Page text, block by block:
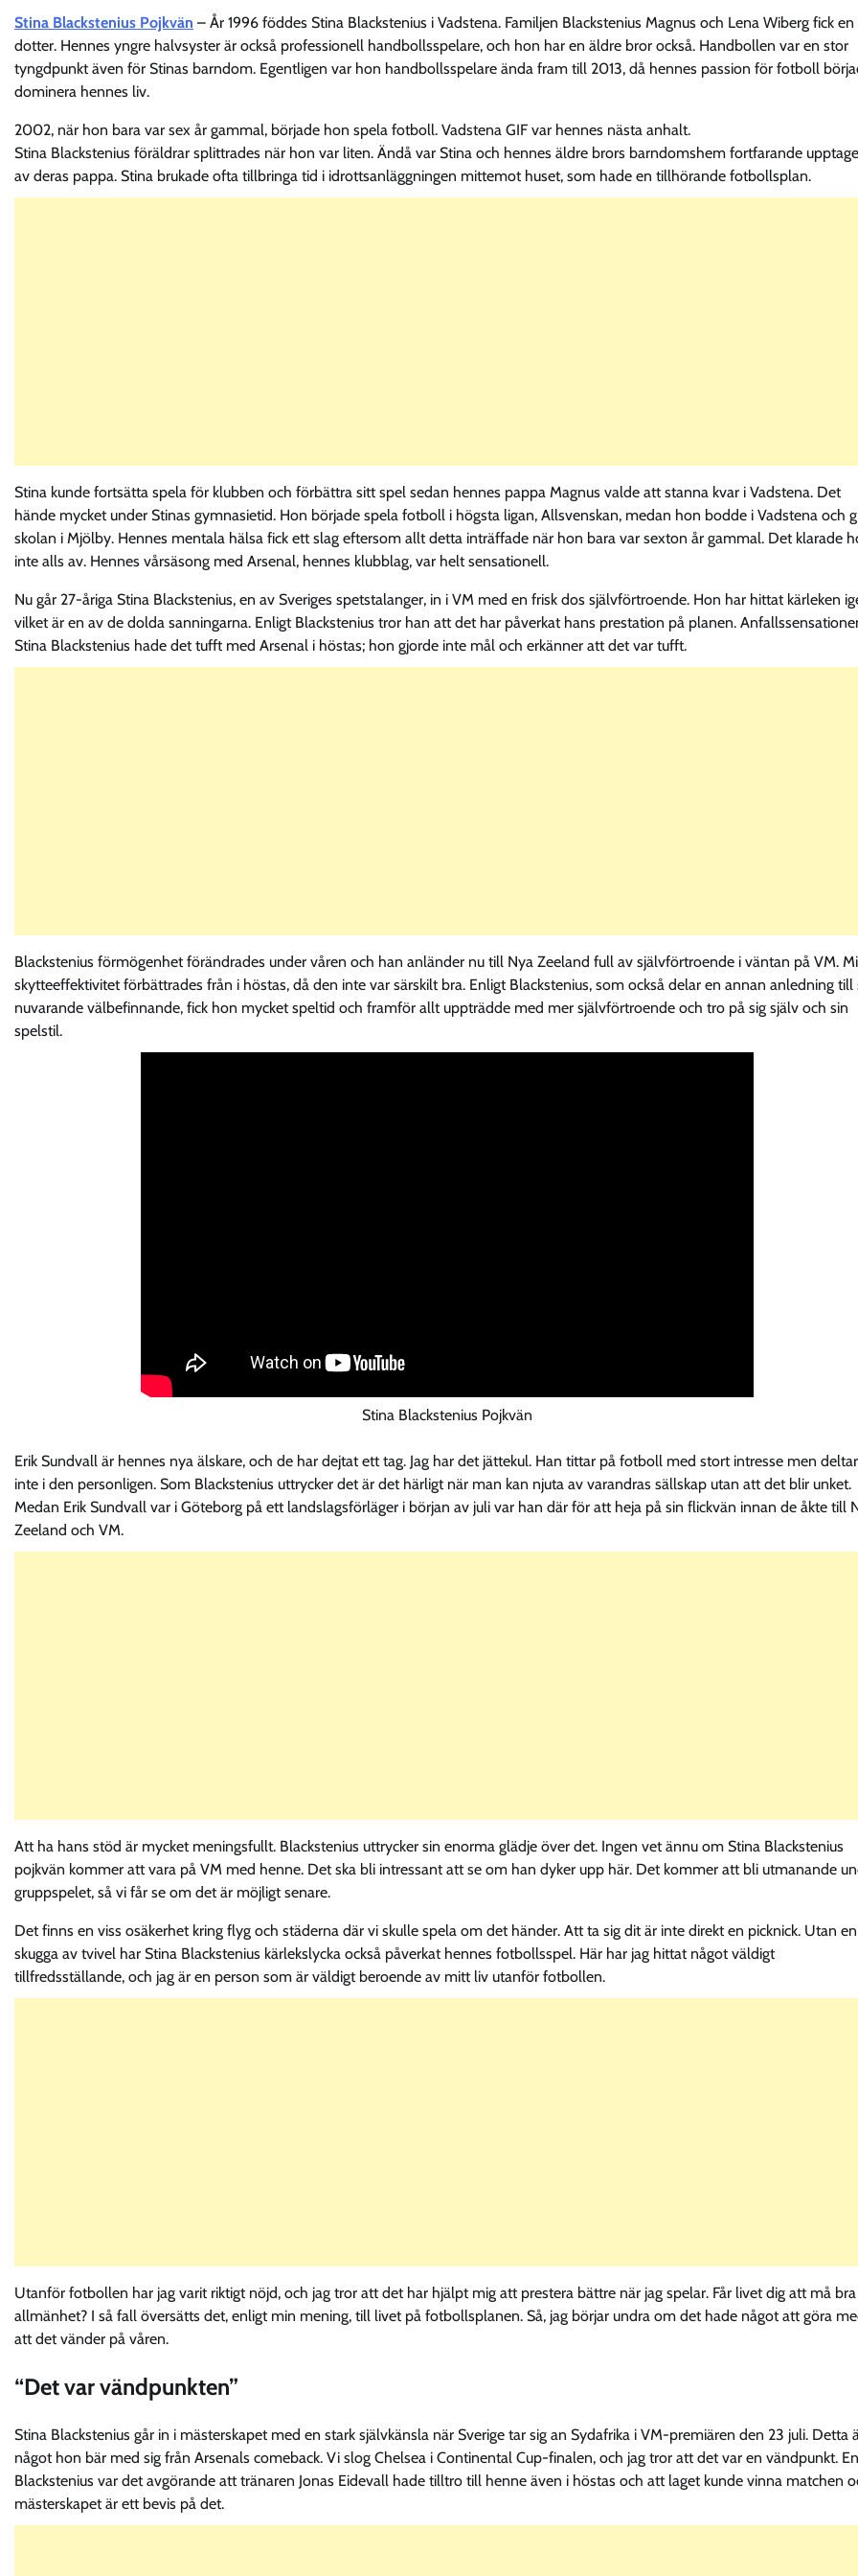
Stina Blackstenius Pojkvän – År 1996 föddes Stina Blackstenius i Vadstena. Familjen Blackstenius Magnus och Lena Wiberg fick en
dotter. Hennes yngre halvsyster är också professionell handbollsspelare, och hon har en äldre bror också. Handbollen var en stor
tyngdpunkt även för Stinas barndom. Egentligen var hon handbollsspelare ända fram till 2013, då hennes passion för fotboll
dominera hennes liv.
2002, när hon bara var sex år gammal, började hon spela fotboll. Vadstena GIF var hennes nästa anhalt.
Stina Blackstenius föräldrar splittrades när hon var liten. Ändå var Stina och hennes äldre brors barndomshem fortfarande
av deras pappa. Stina brukade ofta tillbringa tid i idrottsanläggningen mittemot huset, som hade en tillhörande fotbollsplan.
Stina kunde fortsätta spela för klubben och förbättra sitt spel sedan hennes pappa Magnus valde att stanna kvar i Vadstena. Det
hände mycket under Stinas gymnasietid. Hon började spela fotboll i högsta ligan, Allsvenskan, medan hon bodde i Vadstena och
skolan i Mjölby. Hennes mentala hälsa fick ett slag eftersom allt detta inträffade när hon bara var sexton år gammal. Det klarade
inte alls av. Hennes vårsäsong med Arsenal, hennes klubblag, var helt sensationell.
Nu går 27-åriga Stina Blackstenius, en av Sveriges spetstalanger, in i VM med en frisk dos självförtroende. Hon har hittat kärleken
vilket är en av de dolda sanningarna. Enligt Blackstenius tror han att det har påverkat hans prestation på planen.
Stina Blackstenius hade det tufft med Arsenal i höstas; hon gjorde inte mål och erkänner att det var tufft.
Blackstenius förmögenhet förändrades under våren och han anländer nu till Nya Zeeland full av självförtroende i väntan på VM.
skytteeffektivitet förbättrades från i höstas, då den inte var särskilt bra. Enligt Blackstenius, som också delar en annan anledning till
nuvarande välbefinnande, fick hon mycket speltid och framför allt uppträdde med mer självförtroende och tro på sig själv och sin
spelstil.
Stina Blackstenius Pojkvän
Erik Sundvall är hennes nya älskare, och de har dejtat ett tag. Jag har det jättekul. Han tittar på fotboll med stort intresse men deltar
inte i den personligen. Som Blackstenius uttrycker det är det härligt när man kan njuta av varandras sällskap utan att det blir unket.
Medan Erik Sundvall var i Göteborg på ett landslagsförläger i början av juli var han där för att heja på sin flickvän innan de åkte till
Zeeland och VM.
Att ha hans stöd är mycket meningsfullt. Blackstenius uttrycker sin enorma glädje över det. Ingen vet ännu om Stina Blackstenius
pojkvän kommer att vara på VM med henne. Det ska bli intressant att se om han dyker upp här. Det kommer att bli utmanande
gruppspelet, så vi får se om det är möjligt senare.
Det finns en viss osäkerhet kring flyg och städerna där vi skulle spela om det händer. Att ta sig dit är inte direkt en picknick. Utan en
skugga av tvivel har Stina Blackstenius kärlekslycka också påverkat hennes fotbollsspel. Här har jag hittat något väldigt
tillfredsställande, och jag är en person som är väldigt beroende av mitt liv utanför fotbollen.
Utanför fotbollen har jag varit riktigt nöjd, och jag tror att det har hjälpt mig att prestera bättre när jag spelar. Får livet dig att må
allmänhet? I så fall översätts det, enligt min mening, till livet på fotbollsplanen. Så, jag börjar undra om det hade något att göra
att det vänder på våren.
“Det var vändpunkten”
Stina Blackstenius går in i mästerskapet med en stark självkänsla när Sverige tar sig an Sydafrika i VM-premiären den 23 juli. Detta
något hon bär med sig från Arsenals comeback. Vi slog Chelsea i Continental Cup-finalen, och jag tror att det var en vändpunkt.
Blackstenius var det avgörande att tränaren Jonas Eidevall hade tilltro till henne även i höstas och att laget kunde vinna matchen
mästerskapet är ett bevis på det.